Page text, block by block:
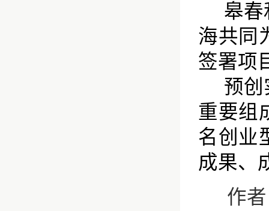
皋
海共同
签署项
预
重要组
名创业
成果、
作者